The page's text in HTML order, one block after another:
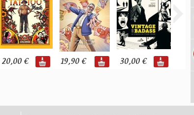
20,00 € 19,90 € 30,00 €